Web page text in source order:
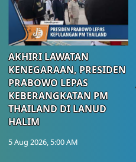
AKHIRI LAWATAN
KENEGARAAN, PRESIDEN
PRABOWO LEPAS
KEBERANGKATAN PM
THAILAND DI LANUD
HALIM
5 Aug 2026, 5:00 AM